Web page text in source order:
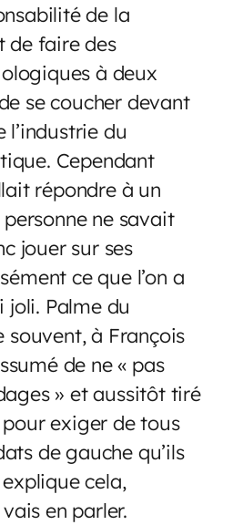
de la
de faire des
à deux
se coucher devant
l’industrie du
Cependant
répondre à un
ne savait
jouer sur ses
ce que l’on a
joli. Palme du
souvent, à François
de ne « pas
» et aussitôt tiré
exiger de tous
de gauche qu’ils
cela,
en parler.